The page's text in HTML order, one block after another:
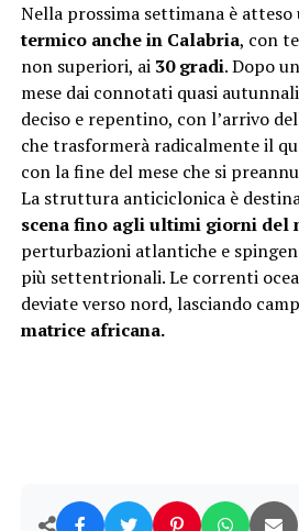
Nella prossima settimana è atteso
termico anche in Calabria, con
non superiori, ai 30 gradi. Dopo
mese dai connotati quasi
deciso e repentino, con l’arrivo
che trasformerà radicalmente il
con la fine del mese che si
La struttura anticiclonica è
scena fino agli ultimi giorni del
perturbazioni atlantiche e
più settentrionali. Le correnti
deviate verso nord, lasciando
matrice africana.